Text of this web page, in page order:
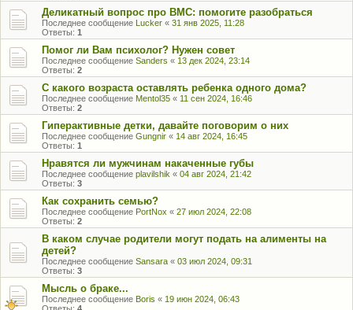
Деликатный вопрос про ВМС: помогите разобраться
Последнее сообщение Lucker « 31 янв 2025, 11:28
Ответы: 1
Помог ли Вам психолог? Нужен совет
Последнее сообщение Sanders « 13 дек 2024, 23:14
Ответы: 2
С какого возраста оставлять ребенка одного дома?
Последнее сообщение Mentol35 « 11 сен 2024, 16:46
Ответы: 2
Гиперактивные детки, давайте поговорим о них
Последнее сообщение Gungnir « 14 авг 2024, 16:45
Ответы: 1
Нравятся ли мужчинам накаченные губы
Последнее сообщение plavilshik « 04 авг 2024, 21:42
Ответы: 3
Как сохранить семью?
Последнее сообщение PortNox « 27 июл 2024, 22:08
Ответы: 2
В каком случае родители могут подать на алименты на
детей?
Последнее сообщение Sansara « 03 июл 2024, 09:31
Ответы: 3
Мысль о браке...
Последнее сообщение Boris « 19 июн 2024, 06:43